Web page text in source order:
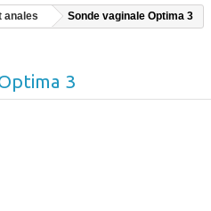
anales Sonde vaginale Optima 3
3